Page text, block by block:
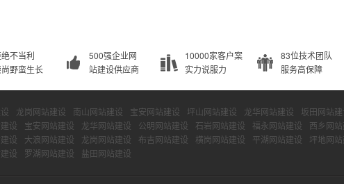
不当利
尚野蛮生长
500强企业网
站建设供应商
10000家客户案
实力说服力
83位技术团队
服务高保障
龙岗网站建设 南山网站建设 宝安网站建设 坪山网站建设 龙华网站建设 坂田网站建
设 宝安网站建设 龙华网站建设 公明网站建设 石岩网站建设 福永网站建设 西乡网
设 大浪网站建设 龙岗网站建设 布吉网站建设 横岗网站建设 平湖网站建设 坪地网
设 罗湖网站建设 盐田网站建设